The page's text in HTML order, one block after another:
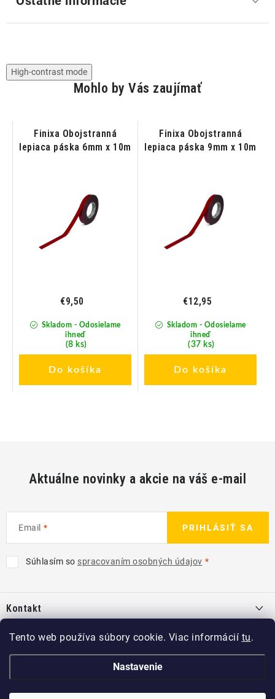
Tento web používa súbory cookie. Viac informácií tu.
Nastavenie
High-contrast mode
Mohlo by Vás zaujímať
Finixa Obojstranná
lepiaca páska 6mm x 10m
Skladom - Odosielame
ihneď
(8 ks)
€9,50
Do košíka
Finixa Obojstranná
lepiaca páska 9mm x 10m
Skladom - Odosielame
ihneď
(37 ks)
€12,95
Do košíka
Aktuálne novinky a akcie na váš e-mail
Email
Súhlasím so spracovaním osobných údajov
PRIHLÁSIŤ SA
pKontakt
info @ kcshop.sk
+421 918 725 111
Kategórie
O nás